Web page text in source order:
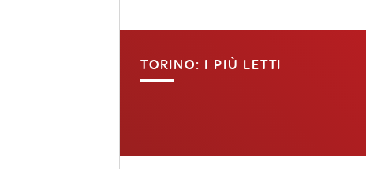
TORINO: I PIÙ LETTI